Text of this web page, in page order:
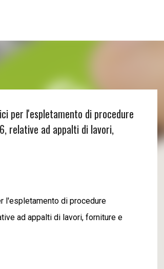
per l'espletamento di procedure
relative ad appalti di lavori,
l'espletamento di procedure
ad appalti di lavori, forniture e